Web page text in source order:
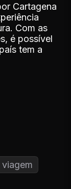
Cartagena
Com as
é possível
tem a
viagem